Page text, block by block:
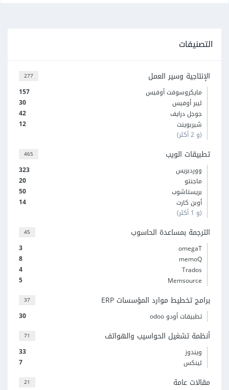
التصنيفات
277 الإنتاجية وسير العمل
157
مايكروسوفت أوفيس
30
ليبر أوفيس
42
جوجل درايف
12
شيربوينت
(و 2 أكثر)
465 تطبيقات الويب
323
ووردبريس
20
ماجنتو
50
بريستاشوب
14
أوبن كارت
(و 1 أكثر)
45 الترجمة بمساعدة الحاسوب
3
omegaT
8
memoQ
4
Trados
5
Memsource
37 برامج تخطيط موارد المؤسسات ERP
30 تطبيقات أودو odoo
71 أنظمة تشغيل الحواسيب والهواتف
33
ويندوز
7
لينكس
21
مقالات عامة